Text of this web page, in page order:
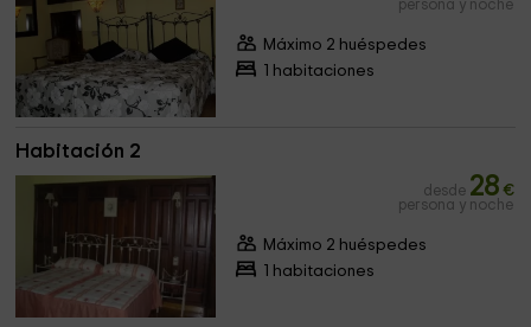
persona y noche
Máximo 2 huéspedes
1 habitaciones
Habitación 2
desde 28 €
persona y noche
Máximo 2 huéspedes
1 habitaciones